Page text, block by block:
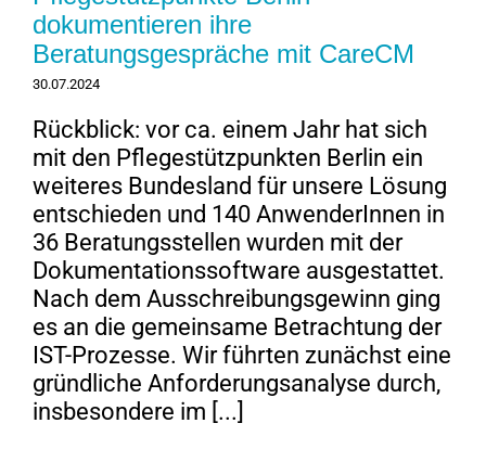
dokumentieren ihre
Beratungsgespräche mit CareCM
30.07.2024
Rückblick: vor ca. einem Jahr hat sich
mit den Pflegestützpunkten Berlin ein
weiteres Bundesland für unsere Lösung
entschieden und 140 AnwenderInnen in
36 Beratungsstellen wurden mit der
Dokumentationssoftware ausgestattet.
Nach dem Ausschreibungsgewinn ging
es an die gemeinsame Betrachtung der
IST-Prozesse. Wir führten zunächst eine
gründliche Anforderungsanalyse durch,
insbesondere im [...]